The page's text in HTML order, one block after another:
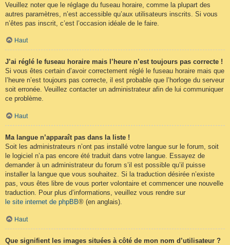
Veuillez noter que le réglage du fuseau horaire, comme la plupart des
autres paramètres, n’est accessible qu’aux utilisateurs inscrits. Si vous
n’êtes pas inscrit, c’est l’occasion idéale de le faire.
Haut
J’ai réglé le fuseau horaire mais l’heure n’est toujours pas correcte !
Si vous êtes certain d’avoir correctement réglé le fuseau horaire mais que
l’heure n’est toujours pas correcte, il est probable que l’horloge du serveur
soit erronée. Veuillez contacter un administrateur afin de lui communiquer
ce problème.
Haut
Ma langue n’apparaît pas dans la liste !
Soit les administrateurs n’ont pas installé votre langue sur le forum, soit
le logiciel n’a pas encore été traduit dans votre langue. Essayez de
demander à un administrateur du forum s’il est possible qu’il puisse
installer la langue que vous souhaitez. Si la traduction désirée n’existe
pas, vous êtes libre de vous porter volontaire et commencer une nouvelle
traduction. Pour plus d’informations, veuillez vous rendre sur
le site internet de phpBB® (en anglais).
Haut
Que signifient les images situées à côté de mon nom d’utilisateur ?